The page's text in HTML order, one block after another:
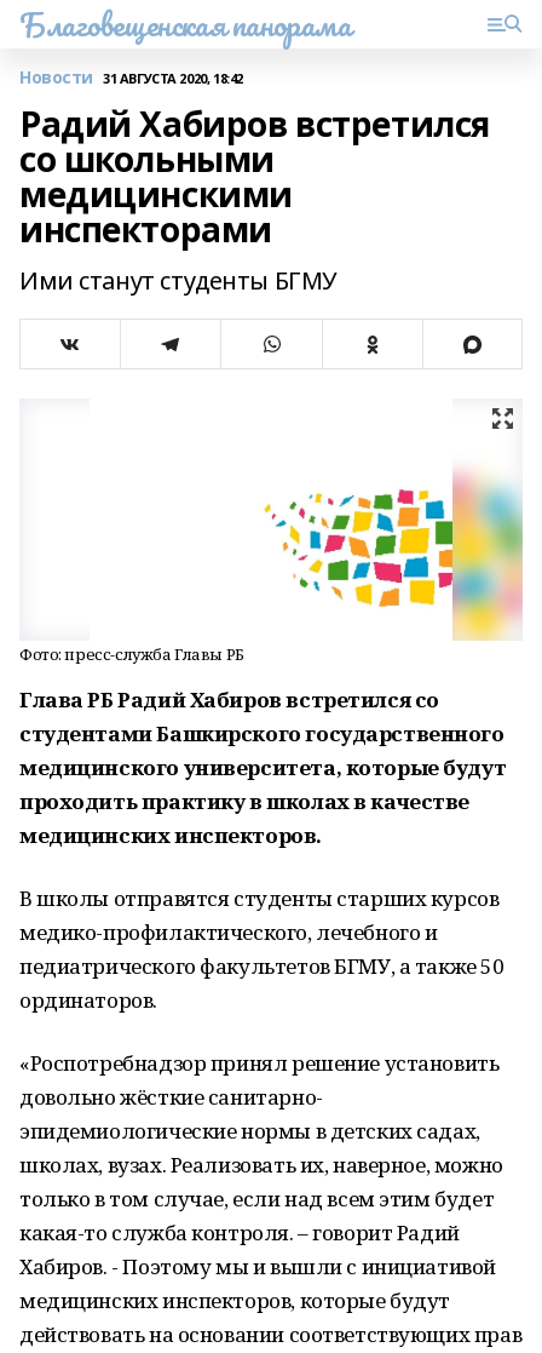
Благовещенская панорама
Новости 31 АВГУСТА 2020, 18:42
Радий Хабиров встретился
со школьными
медицинскими
инспекторами
Ими станут студенты БГМУ
Фото: пресс-служба Главы РБ
Глава РБ Радий Хабиров встретился со
студентами Башкирского государственного
медицинского университета, которые будут
проходить практику в школах в качестве
медицинских инспекторов.
В школы отправятся студенты старших курсов
медико-профилактического, лечебного и
педиатрического факультетов БГМУ, а также 50
ординаторов.
«Роспотребнадзор принял решение установить
довольно жёсткие санитарно-
эпидемиологические нормы в детских садах,
школах, вузах. Реализовать их, наверное, можно
только в том случае, если над всем этим будет
какая-то служба контроля. – говорит Радий
Хабиров. - Поэтому мы и вышли с инициативой
медицинских инспекторов, которые будут
действовать на основании соответствующих прав